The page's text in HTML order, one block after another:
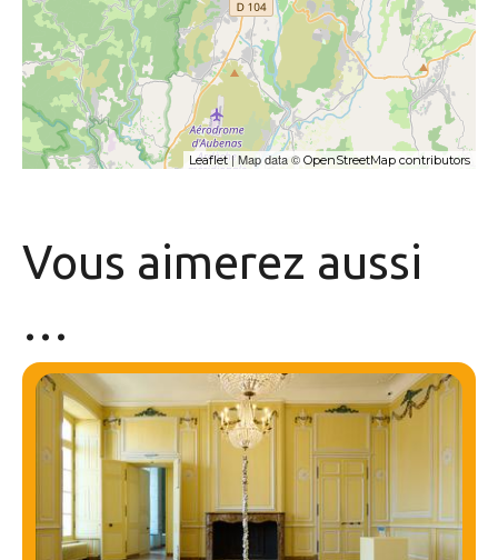
Leaflet| Map data © OpenStreetMap contributors
Vous aimerez aussi
…